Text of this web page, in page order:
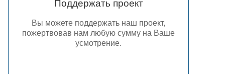
Поддержать проект
Вы можете поддержать наш проект,
пожертвовав нам любую сумму на Ваше
усмотрение.